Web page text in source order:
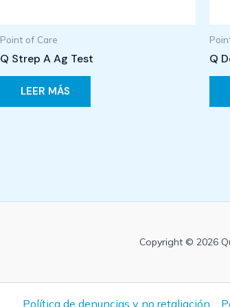
Point of Care
Q Strep A Ag Test
LEER MÁS
Q
Copyright © 2026
Política de denuncias y no retaliación